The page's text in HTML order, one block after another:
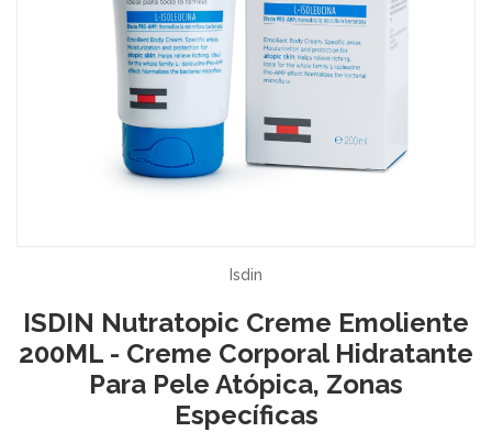
Isdin
ISDIN Nutratopic Creme Emoliente
200ML - Creme Corporal Hidratante
Para Pele Atópica, Zonas
Específicas